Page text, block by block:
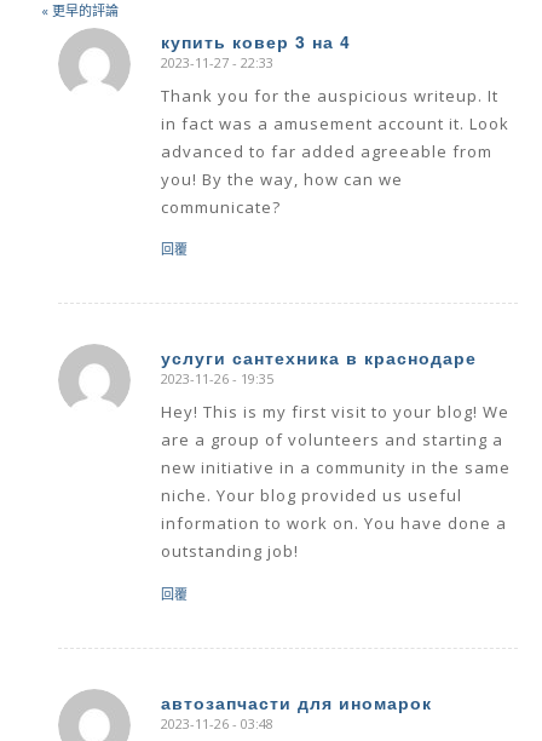
« 更早的評論
купить ковер 3 на 4
says:
2023-11-27 - 22:33
Thank you for the auspicious writeup. It
in fact was a amusement account it. Look
advanced to far added agreeable from
you! By the way, how can we
communicate?
回覆
услуги сантехника в краснодаре
says:
2023-11-26 - 19:35
Hey! This is my first visit to your blog! We
are a group of volunteers and starting a
new initiative in a community in the same
niche. Your blog provided us useful
information to work on. You have done a
outstanding job!
回覆
автозапчасти для иномарок
says:
2023-11-26 - 03:48